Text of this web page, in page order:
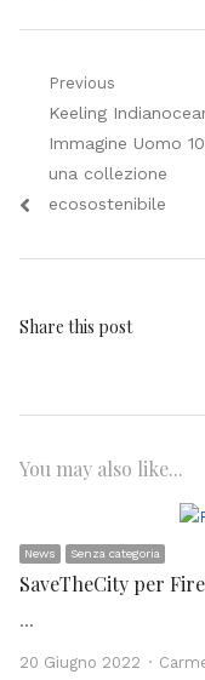
Navigazione
articoli
Previous
Previous
post:
Keeling
Immagine Uomo
una collezione
ecosostenibile
Share this post
You may also like...
News Senza categoria
SaveTheCity per
…
20 Giugno 2022